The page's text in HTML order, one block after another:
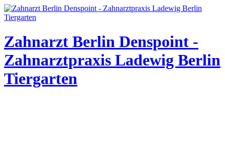
Zahnarzt Berlin Denspoint -
Zahnarztpraxis Ladewig Berlin
Tiergarten